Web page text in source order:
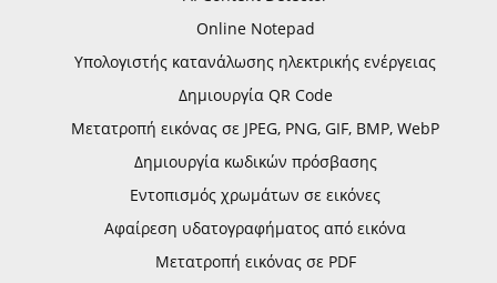
Online Notepad
Υπολογιστής κατανάλωσης ηλεκτρικής ενέργειας
Δημιουργία QR Code
Μετατροπή εικόνας σε JPEG, PNG, GIF, BMP, WebP
Δημιουργία κωδικών πρόσβασης
Εντοπισμός χρωμάτων σε εικόνες
Αφαίρεση υδατογραφήματος από εικόνα
Μετατροπή εικόνας σε PDF